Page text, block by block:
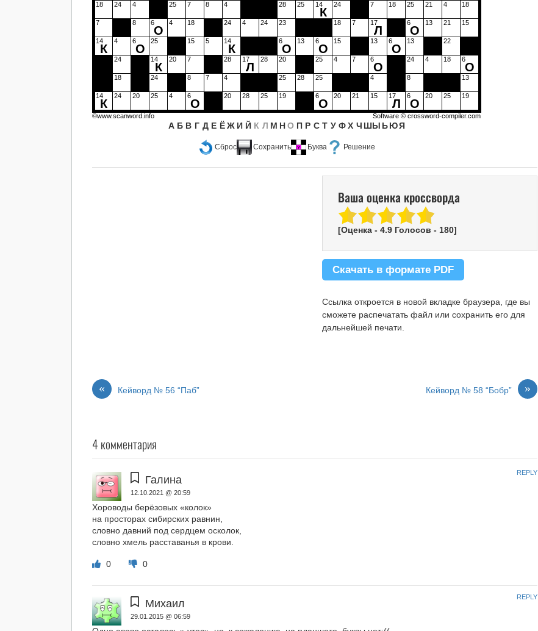
Сброс Сохранить Буква Решение
18 24 4 25 7 8 4 28 25 14
К
24 7 18 25 21 4 18
7 8 6
О
4 18 24 4 24 23 18 7 17
Л
6
О
13 21 15
14
К
4 6
О
25 15 5 14
К
6
О
13 6
О
15 13 6
О
13 22
24 14
К
20 7 28 17
Л
28 20 25 4 7 6
О
24 4 18 6
О
18 24 8 7 4 25 28 25 4 8 13
14
К
24 20 25 4 6
О
20 28 25 19 6
О
20 21 15 17
Л
6
О
20 25 19
А Б В Г Д Е Ё Ж И Й К Л М Н О П Р С Т У Ф Х Ч ШЫ Ь ЮЯ
©www.scanword.info Software ©crossword-compiler.com
Ваша оценка кроссворда
[Оценка - 4.9Голосов - 180]
Скачать в формате PDF
Ссылка откроется в новой вкладке браузера, где вы
сможете распечатать файл или сохранить его для
дальнейшей печати.
« Кейворд № 56 “Паб” »
Кейворд № 58 “Бобр”
4 комментария
Галина
12.10.2021 @ 20:59
Хороводы берёзовых «колок»
на просторах сибирских равнин,
словно давний под сердцем осколок,
словно хмель расставанья в крови.
0 0
REPLY
Михаил
29.01.2015 @ 06:59
REPLY